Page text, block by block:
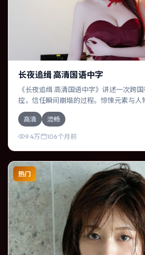
长夜追缉 高清国语中字
《长夜追缉 高清国语中字》讲述一次跨
控，信任瞬间崩塌的过程。惊悚元素与人
马东锡、黄渤的对手戏尤为出彩。导演新
中积蓄张力，本片亦在澳大利亚实地取景
高清 流畅
9.4万 106个月前
热门